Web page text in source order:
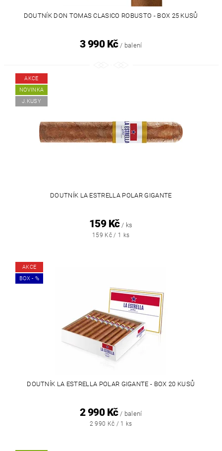
DOUTNÍK DON TOMAS CLASICO ROBUSTO - BOX 25 KUSŮ
3 990 Kč / balení
AKCE
NOVINKA
J.KUSY
DOUTNÍK LA ESTRELLA POLAR GIGANTE
159 Kč / ks
159 Kč / 1 ks
AKCE
BOX - %
DOUTNÍK LA ESTRELLA POLAR GIGANTE - BOX 20 KUSŮ
2 990 Kč / balení
2 990 Kč / 1 ks